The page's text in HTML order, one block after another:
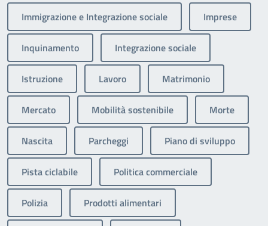
Immigrazione e Integrazione sociale Imprese
Inquinamento Integrazione sociale
Istruzione Lavoro Matrimonio
Mercato Mobilità sostenibile Morte
Nascita Parcheggi Piano di sviluppo
Pista ciclabile Politica commerciale
Polizia Prodotti alimentari